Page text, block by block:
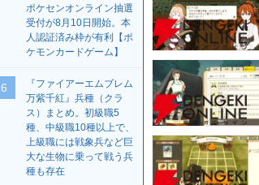
ポケセンオンライン抽選
受付が8月10日開始。本
人認証済み枠が有利【ポ
ケモンカードゲーム】
6
『ファイアーエムブレム
万紫千紅』兵種（クラ
ス）まとめ。初級職5
種、中級職10種以上で、
上級職には戦象兵など巨
大な生物に乗って戦う兵
種も存在